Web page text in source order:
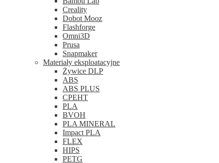
Creality
Dobot Mooz
Flashforge
Omni3D
Prusa
Snapmaker
Materiały eksploatacyjne
Żywice DLP
ABS
ABS PLUS
CPEHT
PLA
BVOH
PLA MINERAL
Impact PLA
FLEX
HIPS
PETG